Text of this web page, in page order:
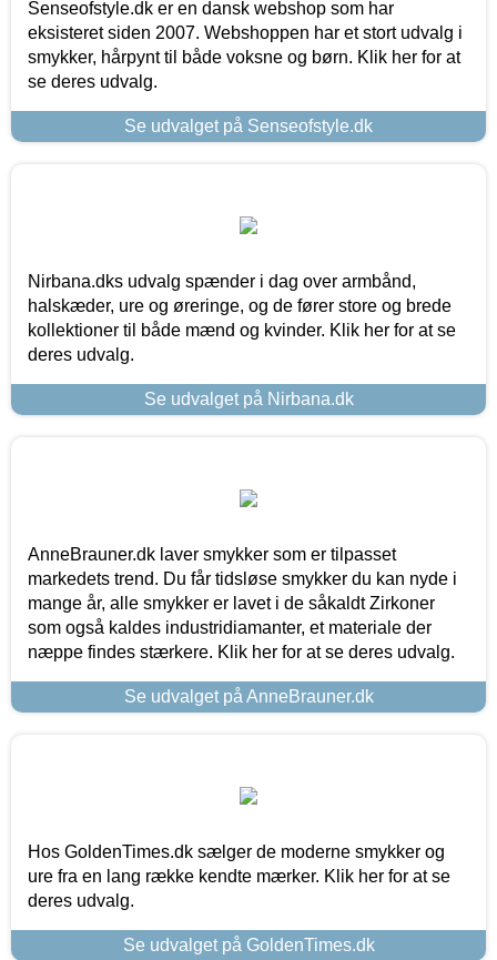
Senseofstyle.dk er en dansk webshop som har
eksisteret siden 2007. Webshoppen har et stort udvalg i
smykker, hårpynt til både voksne og børn. Klik her for at
se deres udvalg.
Se udvalget på Senseofstyle.dk
Nirbana.dks udvalg spænder i dag over armbånd,
halskæder, ure og øreringe, og de fører store og brede
kollektioner til både mænd og kvinder. Klik her for at se
deres udvalg.
Se udvalget på Nirbana.dk
AnneBrauner.dk laver smykker som er tilpasset
markedets trend. Du får tidsløse smykker du kan nyde i
mange år, alle smykker er lavet i de såkaldt Zirkoner
som også kaldes industridiamanter, et materiale der
næppe findes stærkere. Klik her for at se deres udvalg.
Se udvalget på AnneBrauner.dk
Hos GoldenTimes.dk sælger de moderne smykker og
ure fra en lang række kendte mærker. Klik her for at se
deres udvalg.
Se udvalget på GoldenTimes.dk